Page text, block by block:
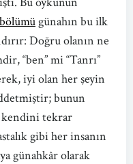
günahın bu ilk
Doğru olanın ne
“ben” mi “Tanrı”
iyi olan her şeyin
bunun
kendini tekrar
gibi her insanın
günahkâr olarak